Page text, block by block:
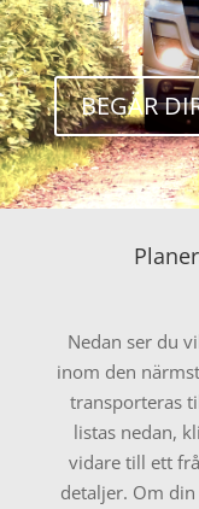
BEGÄR
Nedan ser du
inom den
transporteras
listas nedan,
vidare till ett
detaljer. Om